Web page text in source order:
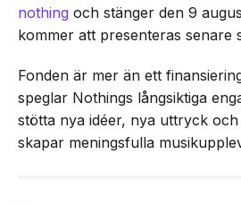
nothing och stänger den 9
kommer att presenteras senare
Fonden är mer än ett
speglar Nothings långsiktiga
stötta nya idéer, nya uttryck
skapar meningsfulla